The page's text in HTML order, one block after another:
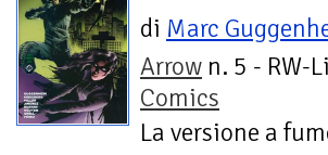
di Marc
Arrow n. 5 - RW-
Comics
La versione a